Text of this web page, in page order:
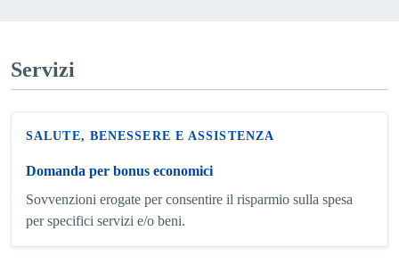
Servizi
SALUTE, BENESSERE E ASSISTENZA
Domanda per bonus economici
Sovvenzioni erogate per consentire il risparmio sulla spesa
per specifici servizi e/o beni.